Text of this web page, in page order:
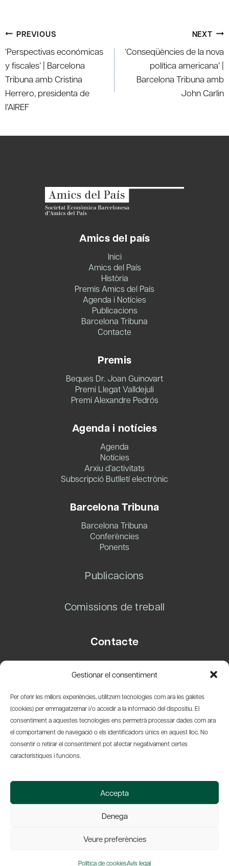
Gestionar el consentiment
Per oferir les millors experiències, utilitzem tecnologies com ara les galetes
(cookies) per emmagatzemar i/o accedir a la informació del dispositiu. El
consentiment a aquestes tecnologies ens permetrà processar dades com ara
el comportament de navegació o els identificadors únics en aquest lloc. No
consentir o retirar el consentiment pot afectar negativament certes
característiques i funcions.
Accepta
Denega
Veure preferències
Política de cookiesAvís legal
Post
navigation
PREVIOUS
‘Perspectivas económicas
y fiscales’ | Barcelona
Tribuna amb Cristina
Herrero, presidenta de
l’AIREF
NEXT
‘Conseqüències de la nova
política americana’ |
Barcelona Tribuna amb
John Carlin
Amics del país
Inici
Amics del País
Història
Premis Amics del País
Agenda i Notícies
Publicacions
Barcelona Tribuna
Contacte
Premis
Beques Dr. Joan Guinovart
Premi Llegat Valldejuli
Premi Alexandre Pedrós
Agenda i notícies
Agenda
Notícies
Arxiu d’activitats
Subscripció Butlletí electrònic
Barcelona Tribuna
Barcelona Tribuna
Conferències
Ponents
Publicacions
Comissions de treball
Contacte
08003 Barcelona
info@amicsdelpais.com
Suscripció Newsletter
© 2026 Societat Econòmica Barcelonesa d'Amics del País
Web by Ideamatic